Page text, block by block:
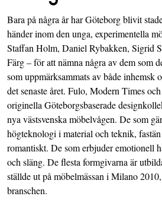
Bara på några år har Göteborg blivit
händer inom den unga, experimentella
Staffan Holm, Daniel Rybakken, Sigrid
Färg – för att nämna några av dem som
som uppmärksammats av både inhemsk
det senaste året. Fulo, Modern Times
originella Göteborgsbaserade
nya västsvenska möbelvågen. De som
högteknologi i material och teknik,
romantiskt. De som erbjuder emotionell
och släng. De flesta formgivarna är
ställde ut på möbelmässan i Milano
branschen.